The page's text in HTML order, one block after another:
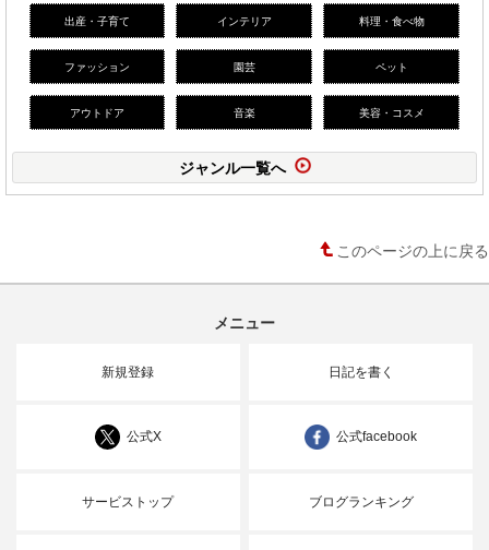
出産・子育て インテリア 料理・食べ物
ファッション 園芸 ペット
アウトドア 音楽 美容・コスメ
ジャンル一覧へ
このページの上に戻る
メニュー
新規登録 日記を書く
公式X 公式facebook
サービストップ ブログランキング